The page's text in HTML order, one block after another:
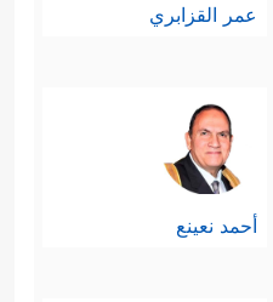
عمر القزابري
أحمد نعينع